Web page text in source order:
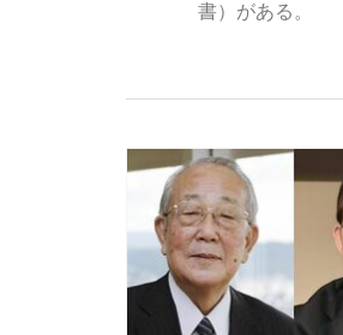
the Style
書）がある。